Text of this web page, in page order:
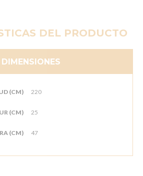
DEL PRODUCTO
DIMENSIONES
(CM) 220
(CM) 25
(CM) 47